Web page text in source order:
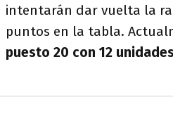
intentarán dar vuelta la
puntos en la tabla.
puesto 20 con 12